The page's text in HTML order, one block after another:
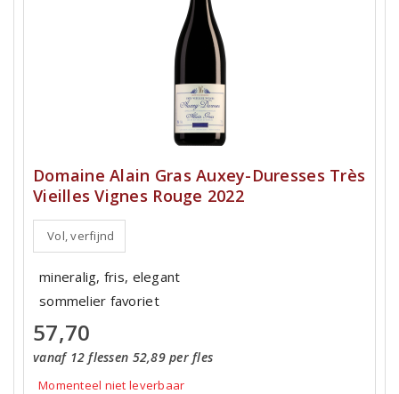
Domaine Alain Gras Auxey-Duresses Très
Vieilles Vignes Rouge 2022
Vol, verfijnd
mineralig, fris, elegant
sommelier favoriet
57,70
vanaf 12 flessen 52,89 per fles
Momenteel niet leverbaar